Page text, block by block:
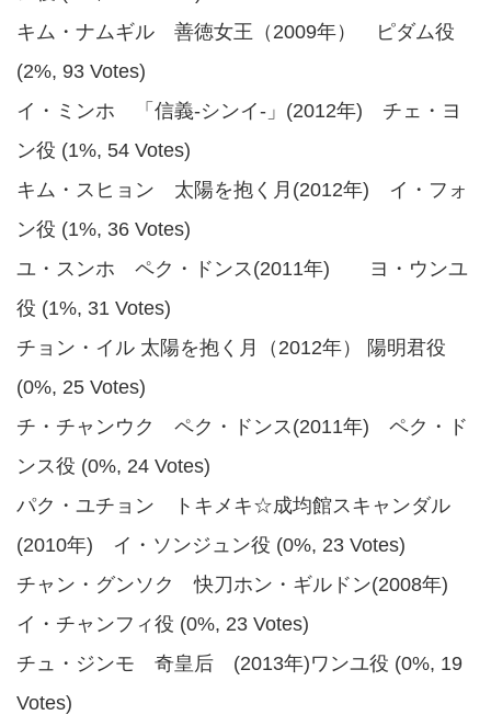
キム・ナムギル 善徳女王（2009年） ピダム役
(2%, 93 Votes)
イ・ミンホ 「信義-シンイ-」(2012年) チェ・ヨ
ン役 (1%, 54 Votes)
キム・スヒョン 太陽を抱く月(2012年) イ・フォ
ン役 (1%, 36 Votes)
ユ・スンホ ペク・ドンス(2011年) ヨ・ウンユ
役 (1%, 31 Votes)
チョン・イル 太陽を抱く月（2012年） 陽明君役
(0%, 25 Votes)
チ・チャンウク ペク・ドンス(2011年) ペク・ド
ンス役 (0%, 24 Votes)
パク・ユチョン トキメキ☆成均館スキャンダル
(2010年) イ・ソンジュン役 (0%, 23 Votes)
チャン・グンソク 快刀ホン・ギルドン(2008年)
イ・チャンフィ役 (0%, 23 Votes)
チュ・ジンモ 奇皇后 (2013年)ワンユ役 (0%, 19
Votes)